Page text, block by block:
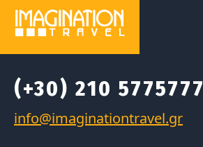
(+30) 210 5775777